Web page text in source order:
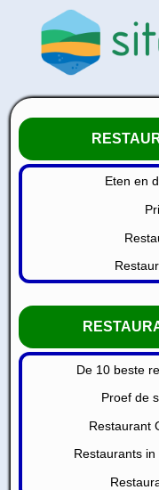
Eten en
De 10 beste
Proef de
Restaurant
Restaurants